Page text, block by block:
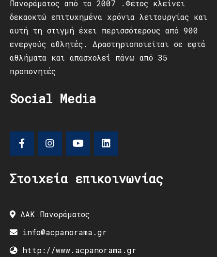
Πανοράματος από το 2007 .Φέτος κλείνει
δεκαοκτώ επιτυχημένα χρόνια λειτουργίας και
αυτή τη στιγμή έχει περισσότερους από 900
ενεργούς αθλητές. Δραστηριοποιείται σε εφτά
αθλήματα και απασχολεί πάνω από 35
προπονητές
Social Media
Στοιχεία επικοινωνίας
ΔΑΚ Πανοράματος
info@acpanorama.gr
http://www.acpanorama.gr